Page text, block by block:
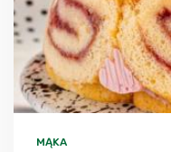
MĄKA